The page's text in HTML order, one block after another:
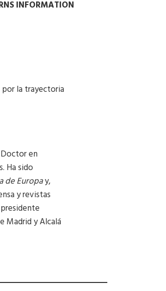
INFORMATION
la trayectoria
en
Ha sido
de Europay,
y revistas
Madrid y Alcalá